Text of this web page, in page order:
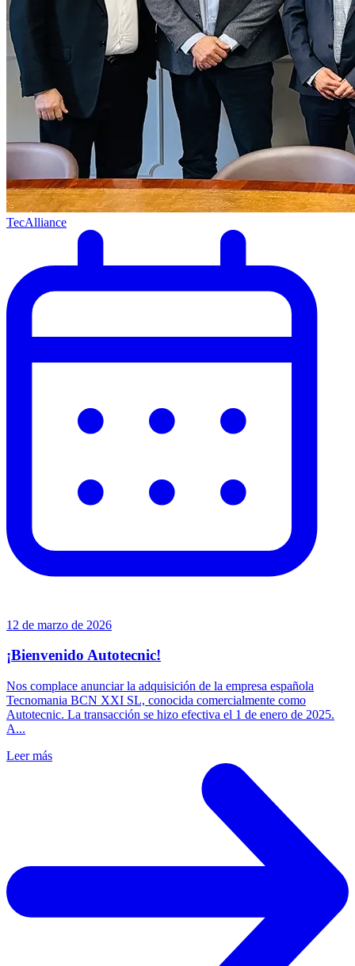
TecAlliance
12 de marzo de 2026
¡Bienvenido Autotecnic!
Nos complace anunciar la adquisición de la empresa española
Tecnomania BCN XXI SL, conocida comercialmente como
Autotecnic. La transacción se hizo efectiva el 1 de enero de 2025.
A...
Leer más